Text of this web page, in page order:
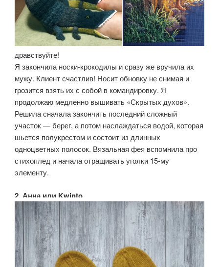
дравствуйте!
Я закончила носки-крокодилы и сразу же вручила их
мужу. Клиент счастлив! Носит обновку не снимая и
грозится взять их с собой в командировку. Я
продолжаю медленно вышивать «Скрытых духов».
Решила сначала закончить последний сложный
участок — берег, а потом наслаждаться водой, которая
шьется полукрестом и состоит из длинных
одноцветных полосок. Вязальная фея вспомнила про
стихоплед и начала отращивать уголки 15-му
элементу.
2. Анна или Kwinto